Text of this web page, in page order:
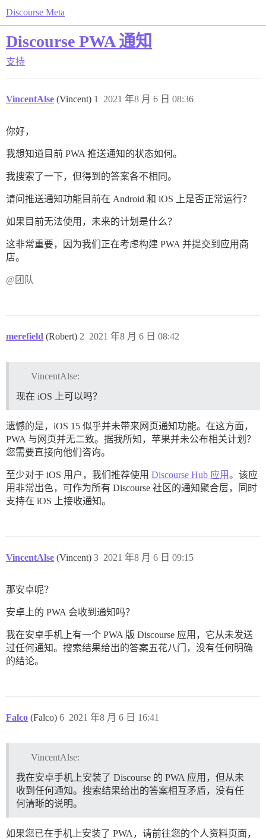
Discourse Meta
Discourse PWA 通知
支持
VincentAlse (Vincent) 2021 年8 月 6 日 08:36
1
你好，
我想知道目前 PWA 推送通知的状态如何。
我搜索了一下，但得到的答案各不相同。
请问推送通知功能目前在 Android 和 iOS 上是否正常运行？
如果目前无法使用，未来的计划是什么？
这非常重要，因为我们正在考虑构建 PWA 并提交到应用商
店。
@团队
merefield (Robert) 2021 年8 月 6 日 08:42
2
VincentAlse:
现在 iOS 上可以吗？
遗憾的是，iOS 15 似乎并未带来网页通知功能。在这方面，
PWA 与网页并无二致。据我所知，苹果并未公布相关计划？
您需要直接向他们咨询。
至少对于 iOS 用户，我们推荐使用 Discourse Hub 应用。该应
用非常出色，可作为所有 Discourse 社区的通知聚合层，同时
支持在 iOS 上接收通知。
VincentAlse (Vincent) 2021 年8 月 6 日 09:15
3
那安卓呢？
安卓上的 PWA 会收到通知吗？
我在安卓手机上有一个 PWA 版 Discourse 应用，它从未发送
过任何通知。搜索结果给出的答案五花八门，没有任何明确
的结论。
Falco (Falco) 2021 年8 月 6 日 16:41
6
VincentAlse:
我在安卓手机上安装了 Discourse 的 PWA 应用，但从未
收到任何通知。搜索结果给出的答案相互矛盾，没有任
何清晰的说明。
如果您已在手机上安装了 PWA，请前往您的个人资料页面，